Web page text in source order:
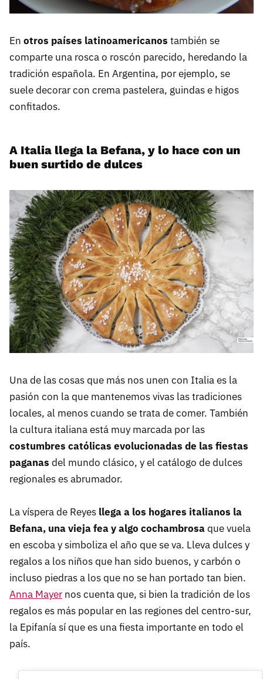
En otros países latinoamericanos también se
comparte una rosca o roscón parecido, heredando la
tradición española. En Argentina, por ejemplo, se
suele decorar con crema pastelera, guindas e higos
confitados.
A Italia llega la Befana, y lo hace con un
buen surtido de dulces
Una de las cosas que más nos unen con Italia es la
pasión con la que mantenemos vivas las tradiciones
locales, al menos cuando se trata de comer. También
la cultura italiana está muy marcada por las
costumbres católicas evolucionadas de las fiestas
paganas del mundo clásico, y el catálogo de dulces
regionales es abrumador.
La víspera de Reyes llega a los hogares italianos la
Befana, una vieja fea y algo cochambrosaque vuela
en escoba y simboliza el año que se va. Lleva dulces y
regalos a los niños que han sido buenos, y carbón o
incluso piedras a los que no se han portado tan bien.
Anna Mayer nos cuenta que, si bien la tradición de los
regalos es más popular en las regiones del centro-sur,
la Epifanía sí que es una fiesta importante en todo el
país.